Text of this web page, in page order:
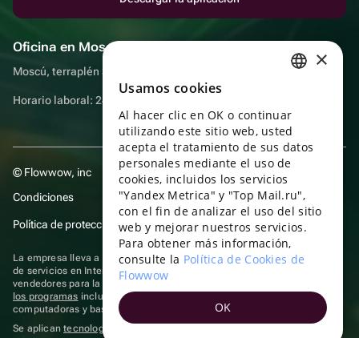
Oficina en Moscú
Moscú, terraplén Sadovnicheskaya, 9, sala 2/3
Horario laboral: 24 horas
© Flowwow, inc
Condiciones
Política de protección y privacidad de datos
La empresa lleva a cabo su actividad en el ámbito de las TI: prestación
de servicios en Internet para la publicación de ofertas (anuncios) de
vendedores para la venta de artículos. Acceder a la
los programas incluidos en el registro de programas rusos para
computadoras y bases de datos.
Se aplicantecnologías de recomendación
ENGLISH
UKRAINIAN
PORTUGUESE
SPANISH
HUNGARIAN
ITALIAN
×
Usamos cookies
Al hacer clic en OK o continuar
utilizando este sitio web, usted
acepta el tratamiento de sus datos
personales mediante el uso de
cookies, incluidos los servicios
"Yandex Metrica" y "Top Mail.ru",
con el fin de analizar el uso del sitio
web y mejorar nuestros servicios.
Para obtener más información,
consulte la Política de Cookies de
Flowwow
OK